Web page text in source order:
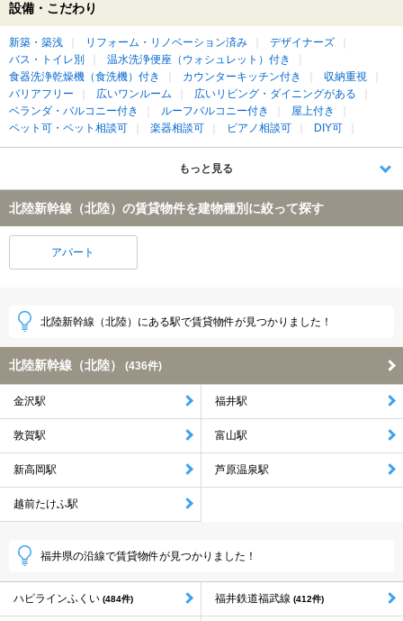
設備・こだわり
新築・築浅 リフォーム・リノベーション済み
デザイナーズ
バス・トイレ別
温水洗浄便座（ウォシュレット）付き
食器洗浄乾燥機（食洗機）付き
カウンターキッチン付き
収納重視
バリアフリー
広いワンルーム
広いリビング・ダイニングがある
ベランダ・バルコニー付き
ルーフバルコニー付き
屋上付き
ペット可・ペット相談可
楽器相談可 ピアノ相談可 DIY可
もっと見る
北陸新幹線（北陸）の賃貸物件を建物種別に絞って探す
アパート
北陸新幹線（北陸）にある駅で賃貸物件が見つかりました！
北陸新幹線（北陸） (436件)
金沢駅 福井駅
敦賀駅 富山駅
新高岡駅 芦原温泉駅
越前たけふ駅
福井県の沿線で賃貸物件が見つかりました！
ハピラインふくい (484件) 福井鉄道福武線 (412件)